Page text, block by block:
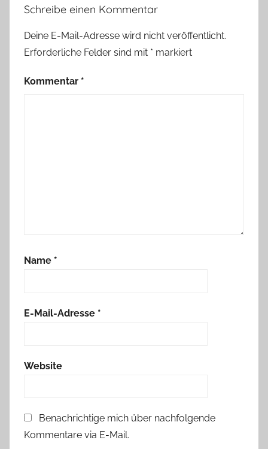
Schreibe einen Kommentar
Deine E-Mail-Adresse wird nicht veröffentlicht.
Erforderliche Felder sind mit * markiert
Kommentar *
Name *
E-Mail-Adresse *
Website
Benachrichtige mich über nachfolgende
Kommentare via E-Mail.